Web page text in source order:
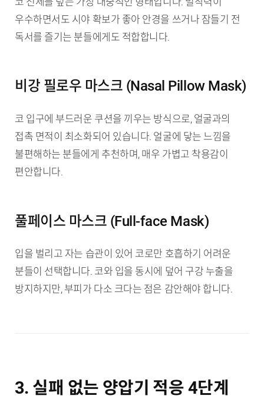
우수하면서도 시야 확보가 좋아 안경을 쓰거나 잠들기 전
독서를 즐기는 분들에게도 적합합니다.
비강 필로우 마스크 (Nasal Pillow Mask)
코 입구에 부드러운 쿠션을 끼우는 방식으로, 얼굴과의
접촉 면적이 최소화되어 있습니다. 얼굴에 닿는 느낌을
불편해하는 분들에게 추천하며, 매우 가볍고 착용감이
편안합니다.
풀페이스 마스크 (Full-face Mask)
입을 벌리고 자는 습관이 있어 코로만 호흡하기 어려운
분들이 선택합니다. 코와 입을 동시에 덮어 구강 누출을
방지하지만, 부피가 다소 크다는 점은 감안해야 합니다.
3. 실패 없는 양압기 적응 4단계